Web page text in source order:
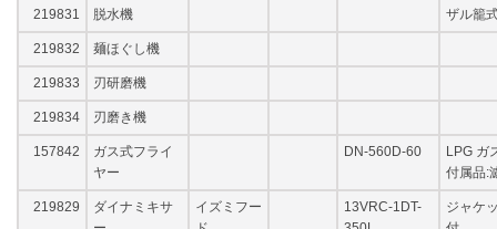
219831 脱水機 ザル籠
219832 麺ほぐし機
219833 刃研磨機
219834 刃磨き機
157842
ガス式フライ
ヤー
DN-560D-60
LPG ガ
付属品:
219829
ダイナミキサ
イズミフー
13VRC-1DT-
ジャケ